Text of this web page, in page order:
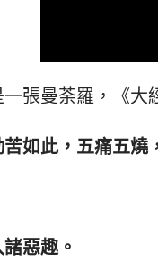
張曼荼羅，《大
如此，五痛五燒
惡趣。